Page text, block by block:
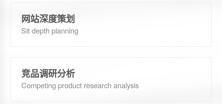
网站深度策划
Sit depth planning
竞品调研分析
Competing product research analysis